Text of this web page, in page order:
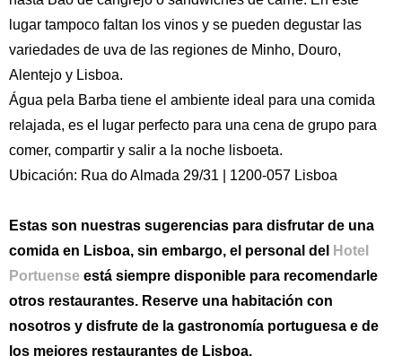
lugar tampoco faltan los vinos y se pueden degustar las
variedades de uva de las regiones de Minho, Douro,
Alentejo y Lisboa.
Água pela Barba tiene el ambiente ideal para una comida
relajada, es el lugar perfecto para una cena de grupo para
comer, compartir y salir a la noche lisboeta.
Ubicación: Rua do Almada 29/31 | 1200-057 Lisboa
Estas son nuestras sugerencias para disfrutar de una
comida en Lisboa, sin embargo, el personal del
Hotel
Portuense está siempre disponible para recomendarle
otros restaurantes. Reserve una habitación con
nosotros y disfrute de la gastronomía portuguesa e de
los mejores restaurantes de Lisboa.